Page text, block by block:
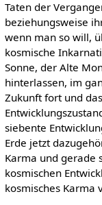
Taten der
beziehungsweise
wenn man so will,
kosmische
Sonne, der Alte
hinterlassen, im
Zukunft fort und
siebente
Erde jetzt
Karma und gerade
kosmischen
kosmisches Karma